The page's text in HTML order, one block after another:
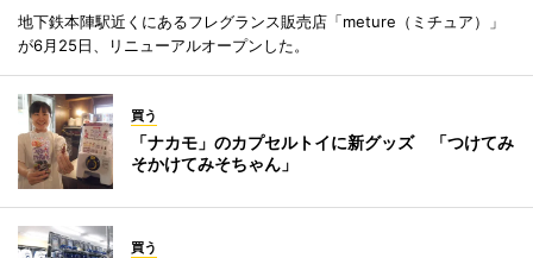
地下鉄本陣駅近くにあるフレグランス販売店「meture（ミチュア）」
が6月25日、リニューアルオープンした。
買う
「ナカモ」のカプセルトイに新グッズ 「つけてみ
そかけてみそちゃん」
買う